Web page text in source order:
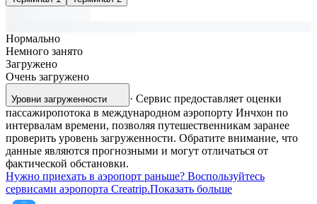
Нормально
Немного занято
Загружено
Очень загружено
Уровни загруженности · Сервис предоставляет оценки
пассажиропотока в международном аэропорту Инчхон по
интервалам времени, позволяя путешественникам заранее
проверить уровень загруженности. Обратите внимание, что
данные являются прогнозными и могут отличаться от
фактической обстановки.
Нужно приехать в аэропорт раньше? Воспользуйтесь
сервисами аэропорта Creatrip.Показать больше